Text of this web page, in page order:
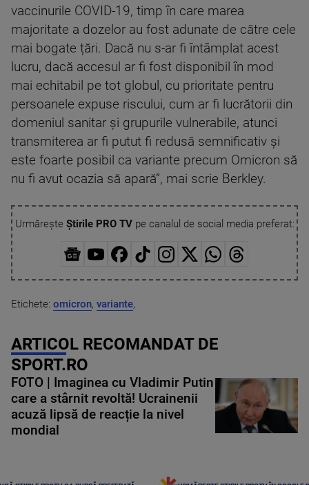
vaccinurile COVID-19, timp în care marea
majoritate a dozelor au fost adunate de către cele
mai bogate țări. Dacă nu s-ar fi întâmplat acest
lucru, dacă accesul ar fi fost disponibil în mod
mai echitabil pe tot globul, cu prioritate pentru
persoanele expuse riscului, cum ar fi lucrătorii din
domeniul sanitar și grupurile vulnerabile, atunci
transmiterea ar fi putut fi redusă semnificativ și
este foarte posibil ca variante precum Omicron să
nu fi avut ocazia să apară”, mai scrie Berkley.
Urmărește Știrile PRO TVpe canalul de social media preferat:
Etichete: omicron, variante,
ARTICOL RECOMANDAT DE
SPORT.RO
FOTO | Imaginea cu Vladimir Putin
care a stârnit revoltă! Ucrainenii
acuză lipsă de reacție la nivel
mondial